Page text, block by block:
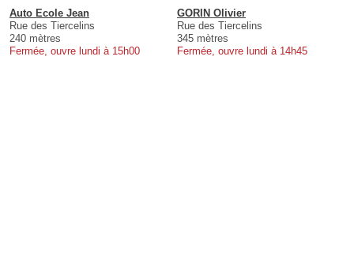
Auto Ecole Jean
Rue des Tiercelins
240 mètres
Fermée, ouvre lundi à 15h00
GORIN Olivier
Rue des Tiercelins
345 mètres
Fermée, ouvre lundi à 14h45